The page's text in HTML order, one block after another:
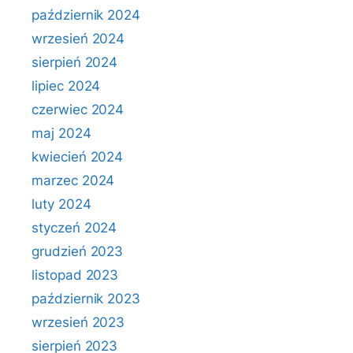
październik 2024
wrzesień 2024
sierpień 2024
lipiec 2024
czerwiec 2024
maj 2024
kwiecień 2024
marzec 2024
luty 2024
styczeń 2024
grudzień 2023
listopad 2023
październik 2023
wrzesień 2023
sierpień 2023